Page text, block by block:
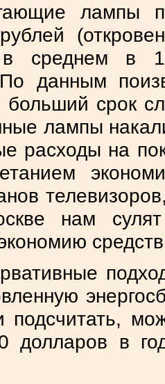
лампы
среднем в
данным
больший срок
лампы
расходы на
нам
подсчитать,
долларов в